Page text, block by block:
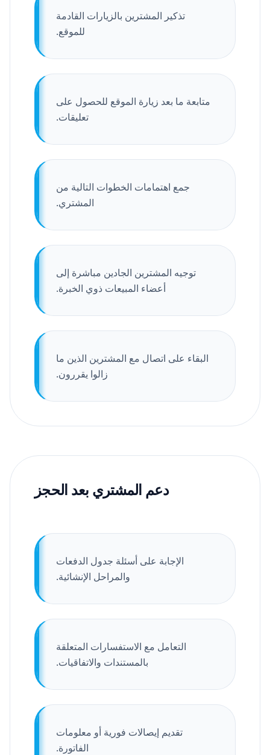
تذكير المشترين بالزيارات القادمة
للموقع.
متابعة ما بعد زيارة الموقع للحصول على
تعليقات.
جمع اهتمامات الخطوات التالية من
المشتري.
توجيه المشترين الجادين مباشرة إلى
أعضاء المبيعات ذوي الخبرة.
البقاء على اتصال مع المشترين الذين ما
زالوا يقررون.
دعم المشتري بعد الحجز
الإجابة على أسئلة جدول الدفعات
والمراحل الإنشائية.
التعامل مع الاستفسارات المتعلقة
بالمستندات والاتفاقيات.
تقديم إيصالات فورية أو معلومات
الفاتورة.